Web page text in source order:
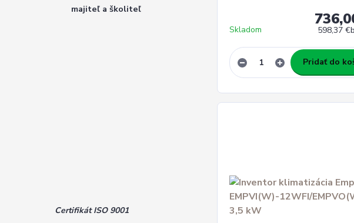
598,37 €
Skladom
Pridať do
majiteľ a školiteľ
Certifikát ISO 9001